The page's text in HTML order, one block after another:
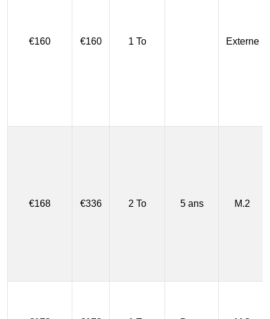
€160 €160 1 To Externe
€168 €336 2 To 5 ans M.2